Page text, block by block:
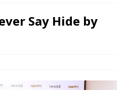
Say Hide by